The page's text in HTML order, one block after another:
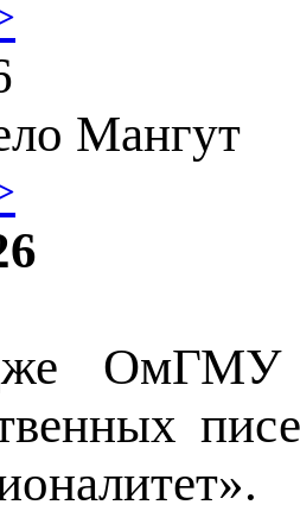
Мангут
ОмГМУ